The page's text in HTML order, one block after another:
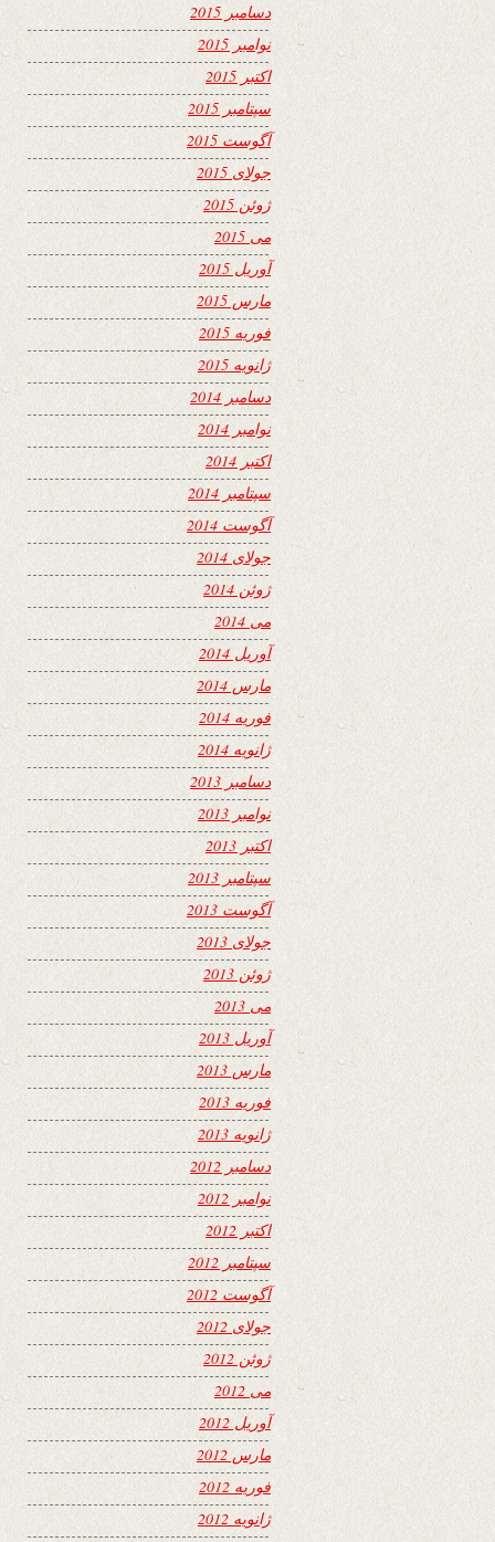
دسامبر 2015
نوامبر 2015
اکتبر 2015
سپتامبر 2015
آگوست 2015
جولای 2015
ژوئن 2015
می 2015
آوریل 2015
مارس 2015
فوریه 2015
ژانویه 2015
دسامبر 2014
نوامبر 2014
اکتبر 2014
سپتامبر 2014
آگوست 2014
جولای 2014
ژوئن 2014
می 2014
آوریل 2014
مارس 2014
فوریه 2014
ژانویه 2014
دسامبر 2013
نوامبر 2013
اکتبر 2013
سپتامبر 2013
آگوست 2013
جولای 2013
ژوئن 2013
می 2013
آوریل 2013
مارس 2013
فوریه 2013
ژانویه 2013
دسامبر 2012
نوامبر 2012
اکتبر 2012
سپتامبر 2012
آگوست 2012
جولای 2012
ژوئن 2012
می 2012
آوریل 2012
مارس 2012
فوریه 2012
ژانویه 2012